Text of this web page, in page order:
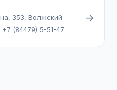
353, Волжский
(84479) 5-51-47
→